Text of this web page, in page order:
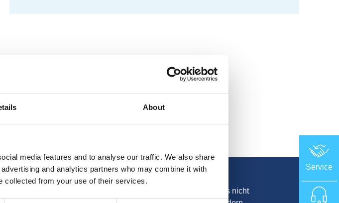
About
media features and to analyse our traffic. We also share
and analytics partners who may combine it with
collected from your use of their services.
werden nicht geladen. Sie haben möglicherweise die Cookies nicht
Service